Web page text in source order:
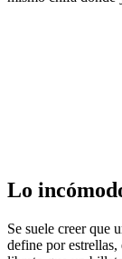
Lo
Se suele creer que
define por estrellas,